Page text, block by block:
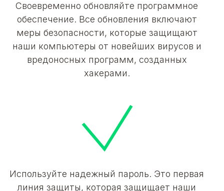
Своевременно обновляйте программное
обеспечение. Все обновления включают
меры безопасности, которые защищают
наши компьютеры от новейших вирусов и
вредоносных программ, созданных
хакерами.
Используйте надежный пароль. Это первая
линия защиты, которая защищает наши